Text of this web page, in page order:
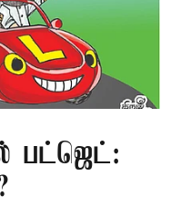
பட்ஜெட்: